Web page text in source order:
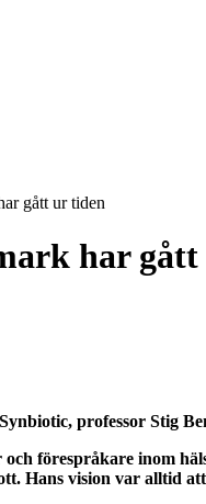
gått ur tiden
har
professor Stig
förespråkare inom
Hans vision var alltid